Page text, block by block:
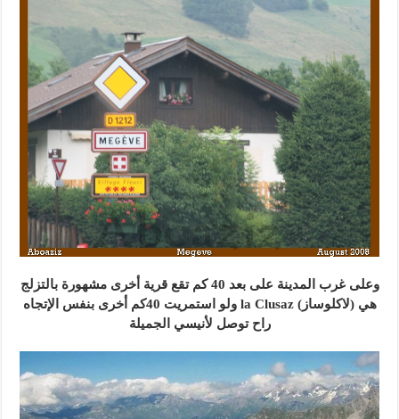
وعلى غرب المدينة على بعد 40 كم تقع قرية أخرى مشهورة بالتزلج
هي (لاكلوساز) la Clusaz ولو استمريت 40كم أخرى بنفس الإتجاه
راح توصل لأنيسي الجميلة